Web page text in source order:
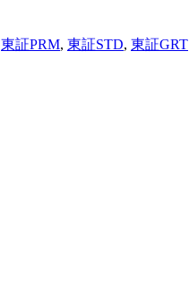
東証PRM, 東証STD, 東証GRT